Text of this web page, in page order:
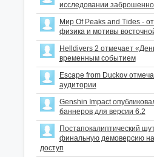
исследовании
Мир Of Peaks and Tides -
физика и мотивы
Helldivers 2 отмечает
временным событием
Escape from Duckov
аудитории
Genshin Impact
баннеров для версии 6.2
Постапокалиптический
финальную демоверсию
доступ